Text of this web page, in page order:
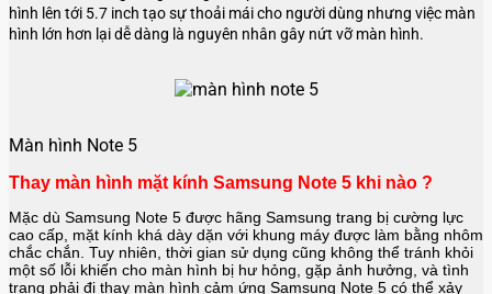
hình lên tới 5.7 inch tạo sự thoải mái cho người dùng nhưng việc màn
hình lớn hơn lại dễ dàng là nguyên nhân gây nứt vỡ màn hình.
Màn hình Note 5
Thay màn hình mặt kính Samsung Note 5 khi nào ?
Mặc dù Samsung Note 5 được hãng Samsung trang bị cường lực
cao cấp, mặt kính khá dày dặn với khung máy được làm bằng nhôm
chắc chắn. Tuy nhiên, thời gian sử dụng cũng không thể tránh khỏi
một số lỗi khiến cho màn hình bị hư hỏng, gặp ảnh hưởng, và tình
trạng phải đi thay màn hình cảm ứng Samsung Note 5 có thể xảy